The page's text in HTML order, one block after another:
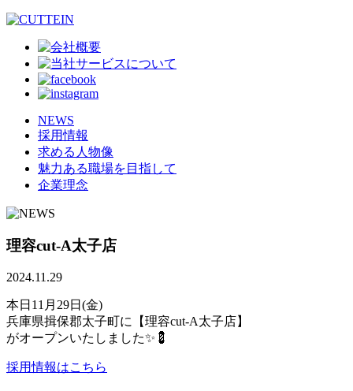
NEWS
採用情報
求める人物像
魅力ある職場を目指して
企業理念
理容cut-A太子店
2024.11.29
本日11月29日(金)
兵庫県揖保郡太子町に【理容cut-A太子店】
がオープンいたしました✨💈
採用情報はこちら